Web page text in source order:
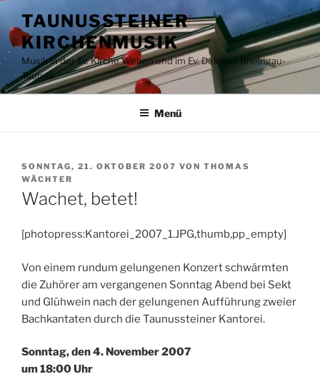
Inhalt
springen
TAUNUSSTEINER
KIRCHENMUSIK
Musik in der Ev. Kirche Wehen und im Ev. Dekanat Rheingau-
Taunus
Menü
VERÖFFENTLICHT
AM
SONNTAG, 21. OKTOBER 2007 VON THOMAS
WÄCHTER
Wachet, betet!
[photopress:Kantorei_2007_1.JPG,thumb,pp_empty]
Von einem rundum gelungenen Konzert schwärmten
die Zuhörer am vergangenen Sonntag Abend bei Sekt
und Glühwein nach der gelungenen Aufführung zweier
Bachkantaten durch die Taunussteiner Kantorei.
Sonntag, den 4. November 2007
um 18:00 Uhr